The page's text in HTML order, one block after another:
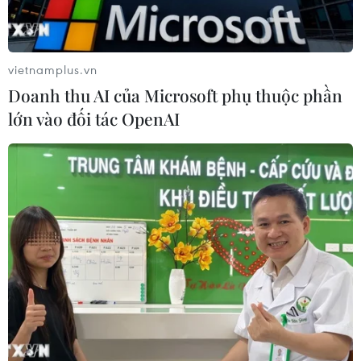
chống tội phạm và vi phạm pháp luật
06/08/2026 04:13
Cảnh báo thủ đoạn lừa đảo đưa lao
động thời vụ sang Hàn Quốc
06/08/2026 04:11
24 năm tù cho 2 vợ chồng tổ
chức “bay lắc” tại Hà Nội
06/08/2026 03:46
Khởi tố thêm 6 đối tượng vụ lập
vietnamplus.vn
Doanh thu AI của Microsoft phụ thuộc phần
lớn vào đối tác OpenAI